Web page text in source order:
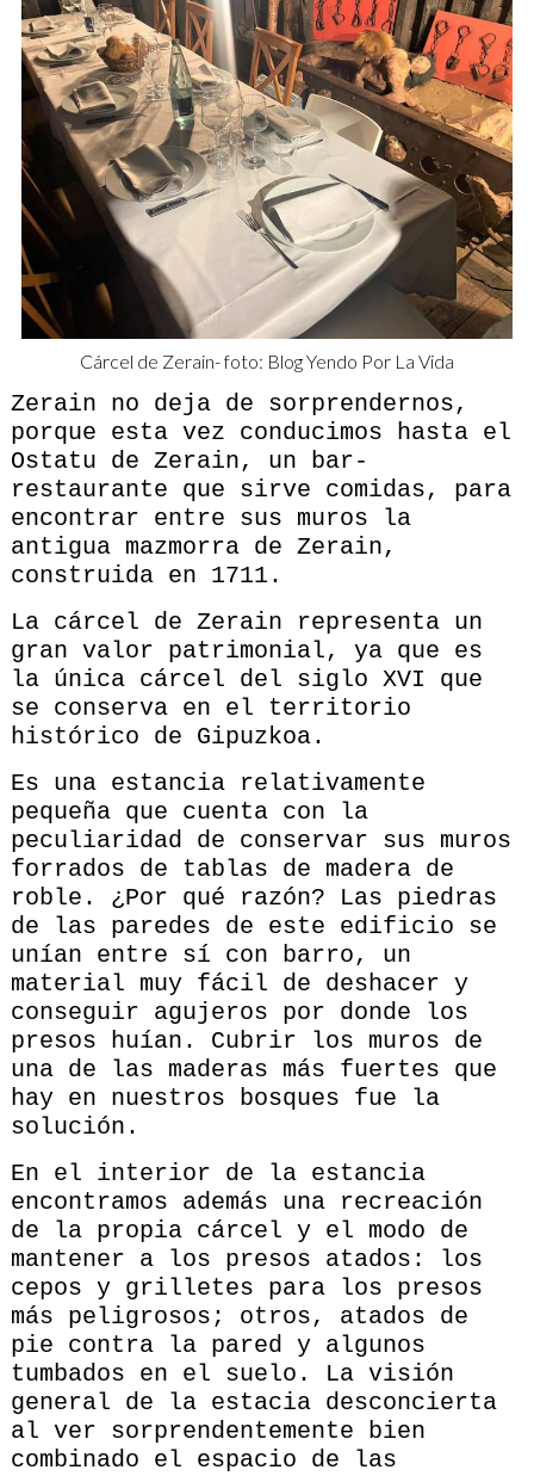
Cárcel de Zerain- foto: Blog Yendo Por La Vida
Zerain no deja de sorprendernos,
porque esta vez conducimos hasta el
Ostatu de Zerain, un bar-
restaurante que sirve comidas, para
encontrar entre sus muros la
antigua mazmorra de Zerain,
construida en 1711.
La cárcel de Zerain representa un
gran valor patrimonial, ya que es
la única cárcel del siglo XVI que
se conserva en el territorio
histórico de Gipuzkoa.
Es una estancia relativamente
pequeña que cuenta con la
peculiaridad de conservar sus muros
forrados de tablas de madera de
roble. ¿Por qué razón? Las piedras
de las paredes de este edificio se
unían entre sí con barro, un
material muy fácil de deshacer y
conseguir agujeros por donde los
presos huían. Cubrir los muros de
una de las maderas más fuertes que
hay en nuestros bosques fue la
solución.
En el interior de la estancia
encontramos además una recreación
de la propia cárcel y el modo de
mantener a los presos atados: los
cepos y grilletes para los presos
más peligrosos; otros, atados de
pie contra la pared y algunos
tumbados en el suelo. La visión
general de la estacia desconcierta
al ver sorprendentemente bien
combinado el espacio de las